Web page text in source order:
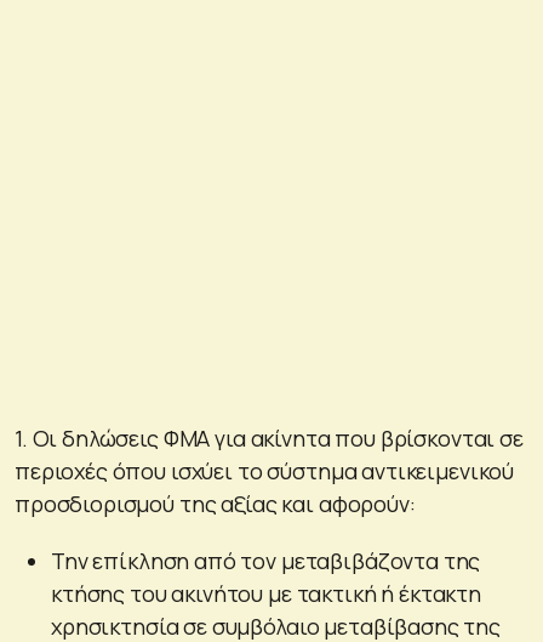
1. Οι δηλώσεις ΦΜΑ για ακίνητα που βρίσκονται σε
περιοχές όπου ισχύει το σύστημα αντικειμενικού
προσδιορισμού της αξίας και αφορούν:
Την επίκληση από τον μεταβιβάζοντα της
κτήσης του ακινήτου με τακτική ή έκτακτη
χρησικτησία σε συμβόλαιο μεταβίβασης της